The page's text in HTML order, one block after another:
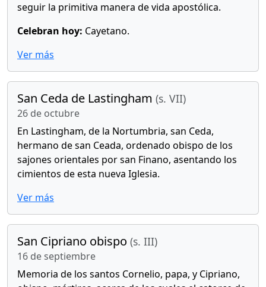
seguir la primitiva manera de vida apostólica.
Celebran hoy: Cayetano.
Ver más
San Ceda de Lastingham (s. VII)
26 de octubre
En Lastingham, de la Nortumbria, san Ceda,
hermano de san Ceada, ordenado obispo de los
sajones orientales por san Finano, asentando los
cimientos de esta nueva Iglesia.
Ver más
San Cipriano obispo (s. III)
16 de septiembre
Memoria de los santos Cornelio, papa, y Cipriano,